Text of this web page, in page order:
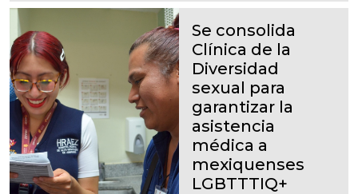
Se consolida
Clínica de la
Diversidad
sexual para
garantizar la
asistencia
médica a
mexiquenses
LGBTTTIQ+